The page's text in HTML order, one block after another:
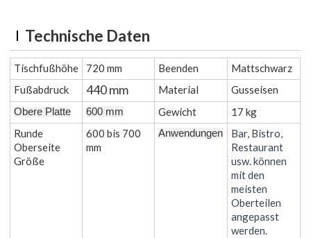
Technische Daten
Tischfußhöhe 720 mm Beenden
Mattschwarz
Fußabdruck
440 mm Material Gusseisen
Obere Platte 600 mm Gewicht
17 kg
Runde
Oberseite
Größe
600 bis 700
mm
Anwendungen
Bar, Bistro,
Restaurant
usw. können
mit den
meisten
Oberteilen
angepasst
werden.